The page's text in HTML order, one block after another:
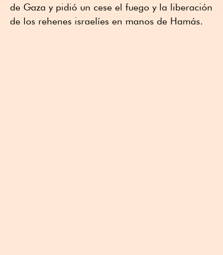
de Gaza y pidió un cese el fuego y la liberación
de los rehenes israelíes en manos de Hamás.